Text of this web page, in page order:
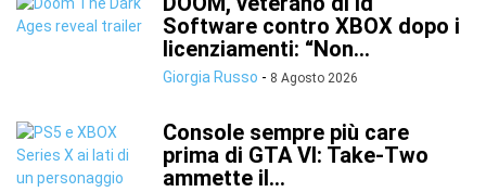
Software contro XBOX dopo i
licenziamenti: “Non...
Giorgia Russo - 8 Agosto 2026
Console sempre più care
prima di GTA VI: Take-Two
ammette il...